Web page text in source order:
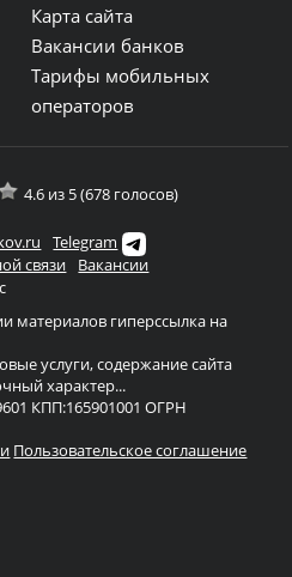
Карта сайта
Вакансии банков
Тарифы мобильных
операторов
4.6 из 5 (678 голосов)
Telegram
связи
Вакансии
материалов гиперссылка на
услуги, содержание сайта
характер...
КПП:165901001 ОГРН
Пользовательское соглашение